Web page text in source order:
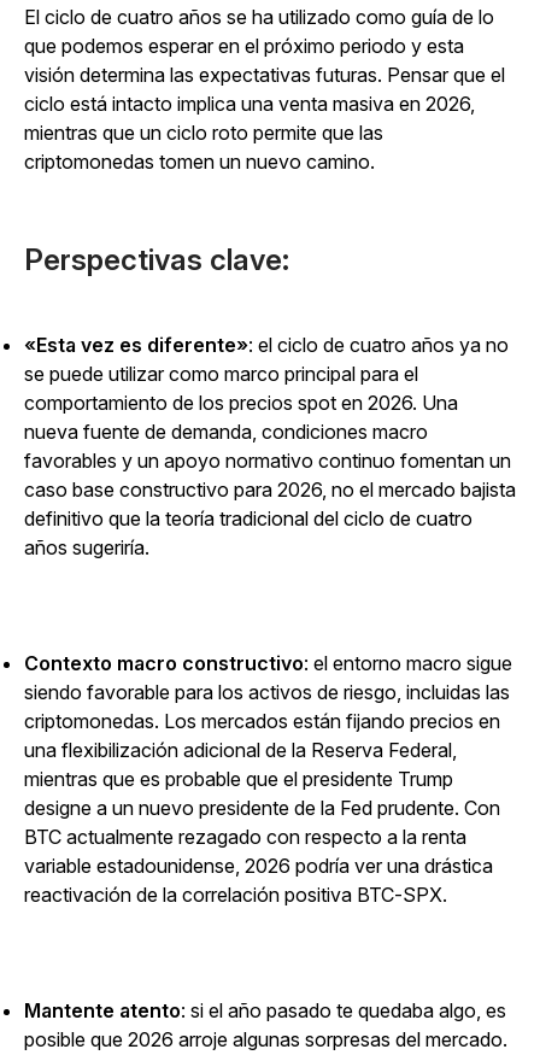
El ciclo de cuatro años se ha utilizado como guía de lo
que podemos esperar en el próximo periodo y esta
visión determina las expectativas futuras. Pensar que el
ciclo está intacto implica una venta masiva en 2026,
mientras que un ciclo roto permite que las
criptomonedas tomen un nuevo camino.
Perspectivas clave:
«Esta vez es diferente»: el ciclo de cuatro años ya no
se puede utilizar como marco principal para el
comportamiento de los precios spot en 2026. Una
nueva fuente de demanda, condiciones macro
favorables y un apoyo normativo continuo fomentan un
caso base constructivo para 2026, no el mercado bajista
definitivo que la teoría tradicional del ciclo de cuatro
años sugeriría.
Contexto macro constructivo: el entorno macro sigue
siendo favorable para los activos de riesgo, incluidas las
criptomonedas. Los mercados están fijando precios en
una flexibilización adicional de la Reserva Federal,
mientras que es probable que el presidente Trump
designe a un nuevo presidente de la Fed prudente. Con
BTC actualmente rezagado con respecto a la renta
variable estadounidense, 2026 podría ver una drástica
reactivación de la correlación positiva BTC-SPX.
Mantente atento: si el año pasado te quedaba algo, es
posible que 2026 arroje algunas sorpresas del mercado.